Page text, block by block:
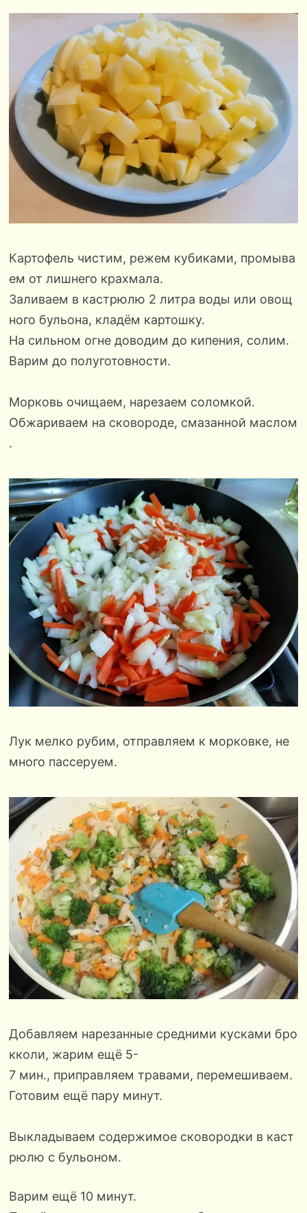
Картофель чистим, режем кубиками, промыва
ем от лишнего крахмала.
Заливаем в кастрюлю 2 литра воды или овощ
ного бульона, кладём картошку.
На сильном огне доводим до кипения, солим.
Варим до полуготовности.
Морковь очищаем, нарезаем соломкой.
Обжариваем на сковороде, смазанной маслом
.
Лук мелко рубим, отправляем к морковке, не
много пассеруем.
Добавляем нарезанные средними кусками бро
кколи, жарим ещё 5-
7 мин., приправляем травами, перемешиваем.
Готовим ещё пару минут.
Выкладываем содержимое сковородки в каст
рюлю с бульоном.
Варим ещё 10 минут.